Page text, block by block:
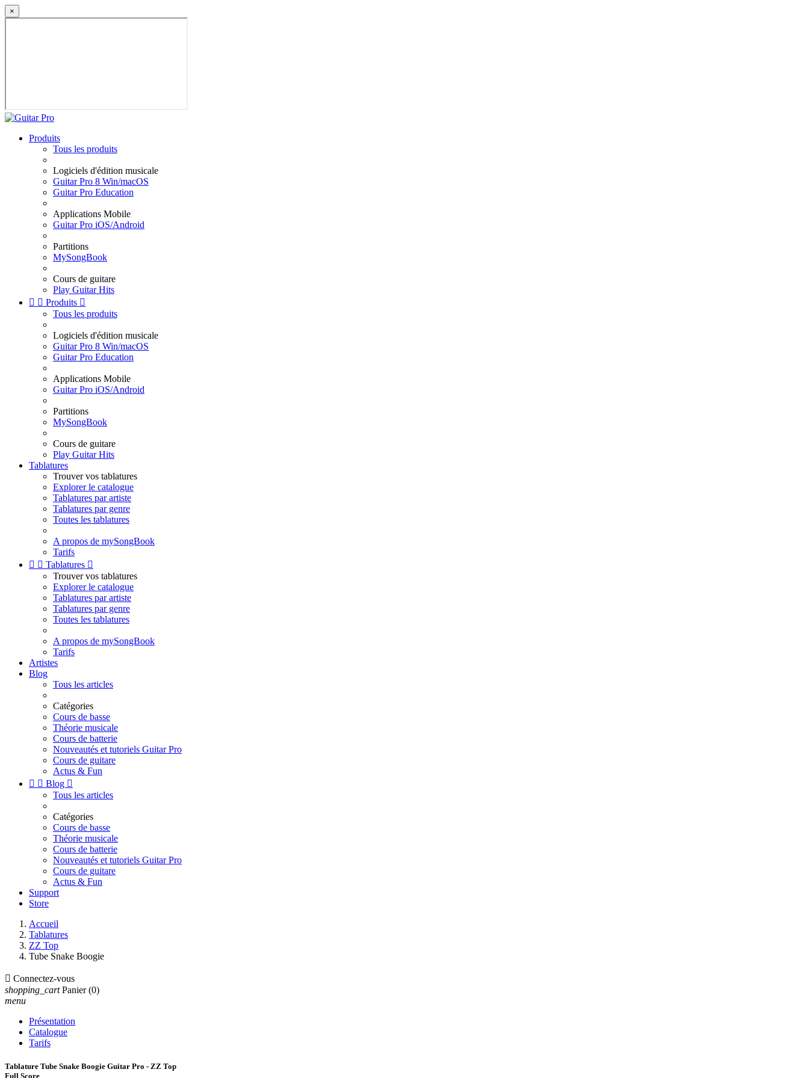
×
Produits
Tous les produits
Logiciels d'édition musicale
Guitar Pro 8 Win/macOS
Guitar Pro Education
Applications Mobile
Guitar Pro iOS/Android
Partitions
MySongBook
Cours de guitare
Play Guitar Hits
  Produits 
Tous les produits
Logiciels d'édition musicale
Guitar Pro 8 Win/macOS
Guitar Pro Education
Applications Mobile
Guitar Pro iOS/Android
Partitions
MySongBook
Cours de guitare
Play Guitar Hits
Tablatures
Trouver vos tablatures
Explorer le catalogue
Tablatures par artiste
Tablatures par genre
Toutes les tablatures
A propos de mySongBook
Tarifs
  Tablatures 
Trouver vos tablatures
Explorer le catalogue
Tablatures par artiste
Tablatures par genre
Toutes les tablatures
A propos de mySongBook
Tarifs
Artistes
Blog
Tous les articles
Catégories
Cours de basse
Théorie musicale
Cours de batterie
Nouveautés et tutoriels Guitar Pro
Cours de guitare
Actus & Fun
  Blog 
Tous les articles
Catégories
Cours de basse
Théorie musicale
Cours de batterie
Nouveautés et tutoriels Guitar Pro
Cours de guitare
Actus & Fun
Support
Store
Accueil
Tablatures
ZZ Top
Tube Snake Boogie
 Connectez-vous
shopping_cart Panier (0)
menu
Présentation
Catalogue
Tarifs
Tablature Tube Snake Boogie Guitar Pro - ZZ Top
Full Score